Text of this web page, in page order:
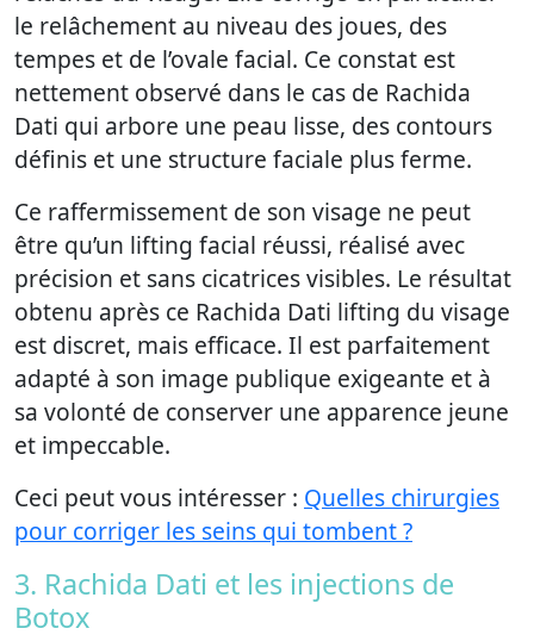
le relâchement au niveau des joues, des
tempes et de l’ovale facial. Ce constat est
nettement observé dans le cas de Rachida
Dati qui arbore une peau lisse, des contours
définis et une structure faciale plus ferme.
Ce raffermissement de son visage ne peut
être qu’un lifting facial réussi, réalisé avec
précision et sans cicatrices visibles. Le résultat
obtenu après ce Rachida Dati lifting du visage
est discret, mais efficace. Il est parfaitement
adapté à son image publique exigeante et à
sa volonté de conserver une apparence jeune
et impeccable.
Ceci peut vous intéresser : Quelles chirurgies
pour corriger les seins qui tombent ?
3. Rachida Dati et les injections de
Botox